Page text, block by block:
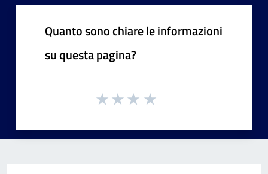
Quanto sono chiare le informazioni
su questa pagina?